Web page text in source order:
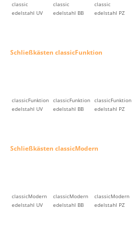
classic
edelstahl UV
classic
edelstahl BB
classic
edelstahl PZ
Schließkästen classicFunktion
classicFunktion
edelstahl UV
classicFunktion
edelstahl BB
classicFunktion
edelstahl PZ
Schließkästen classicModern
classicModern
edelstahl UV
classicModern
edelstahl BB
classicModern
edelstahl PZ